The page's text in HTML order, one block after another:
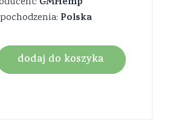
Polska
dodaj do koszyka